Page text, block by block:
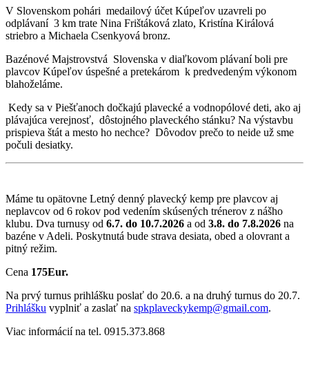
V Slovenskom pohári medailový účet Kúpeľov uzavreli po
odplávaní 3 km trate Nina Frištáková zlato, Kristína Királová
striebro a Michaela Csenkyová bronz.
Bazénové Majstrovstvá Slovenska v diaľkovom plávaní boli pre
plavcov Kúpeľov úspešné a pretekárom k predvedeným výkonom
blahoželáme.
Kedy sa v Piešťanoch dočkajú plavecké a vodnopólové deti, ako aj
plávajúca verejnosť, dôstojného plaveckého stánku? Na výstavbu
prispieva štát a mesto ho nechce? Dôvodov prečo to neide už sme
počuli desiatky.
Máme tu opätovne Letný denný plavecký kemp pre plavcov aj
neplavcov od 6 rokov pod vedením skúsených trénerov z nášho
klubu. Dva turnusy od 6.7. do 10.7.2026 a od 3.8. do 7.8.2026 na
bazéne v Adeli. Poskytnutá bude strava desiata, obed a olovrant a
pitný režim.
Cena 175Eur.
Na prvý turnus prihlášku poslať do 20.6. a na druhý turnus do 20.7.
Prihlášku vyplniť a zaslať na spkplaveckykemp@gmail.com.
Viac informácií na tel. 0915.373.868